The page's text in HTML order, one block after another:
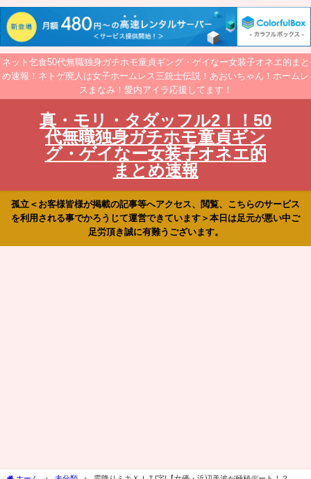
ネット乞食50代無職独身ガチホモ童貞ギング・ゲイなー女装子オネエ的まと
め速報！ネトゲ廃人は女子ホームレス三銃士伝説！あおいちゃん！ホームレ
スまなみ！愛内アイラ応援してます！
真・モリ・タダッフル2！！50
代無職独身ガチホモ童貞ギン
グ・ゲイなー女装子オネエ的
まとめ速報
孤立＜お客様皆様が掲載の記事等へアクセス、閲覧、こちらのサービス
を利用される事でかろうじて運営できています＞本日は足元が悪い中ご
足労頂き誠に有難うございます。